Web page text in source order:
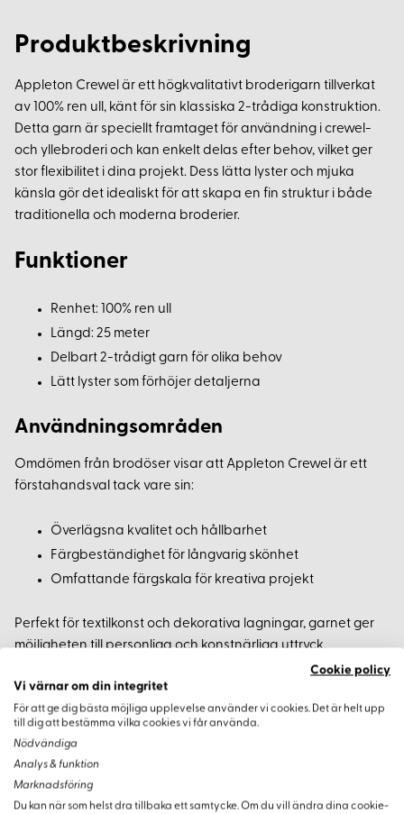
Produktbeskrivning
Appleton Crewel är ett högkvalitativt broderigarn tillverkat
av 100% ren ull, känt för sin klassiska 2-trådiga konstruktion.
Detta garn är speciellt framtaget för användning i crewel-
och yllebroderi och kan enkelt delas efter behov, vilket ger
stor flexibilitet i dina projekt. Dess lätta lyster och mjuka
känsla gör det idealiskt för att skapa en fin struktur i både
traditionella och moderna broderier.
Funktioner
Renhet: 100% ren ull
Längd: 25 meter
Delbart 2-trådigt garn för olika behov
Lätt lyster som förhöjer detaljerna
Användningsområden
Omdömen från brodöser visar att Appleton Crewel är ett
förstahandsval tack vare sin:
Överlägsna kvalitet och hållbarhet
Färgbeständighet för långvarig skönhet
Omfattande färgskala för kreativa projekt
Perfekt för textilkonst och dekorativa lagningar, garnet ger
möjligheten till personliga och konstnärliga uttryck.
Varianter
Cookie policy
Vi värnar om din integritet
För att ge dig bästa möjliga upplevelse använder vi cookies. Det är helt upp
till dig att bestämma vilka cookies vi får använda.
Nödvändiga
Analys & funktion
Marknadsföring
Du kan när som helst dra tillbaka ett samtycke. Om du vill ändra dina cookie-